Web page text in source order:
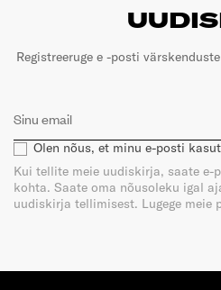
Registreeruge e -posti
Olen nõus, et minu e-posti
Kui tellite meie uudiskirja, saate e-
kohta. Saate oma nõusoleku igal
uudiskirja tellimisest. Lugege meie